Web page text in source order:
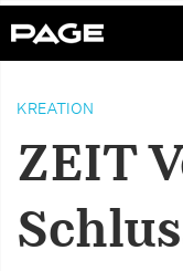
KREATION
ZEIT